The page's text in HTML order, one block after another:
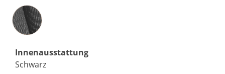
Innenausstattung
Innenausstattung
Schwarz